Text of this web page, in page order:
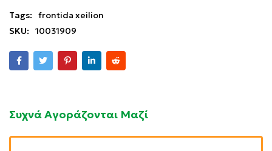
Tags:
frontida xeilion
SKU:
10031909
Συχνά Αγοράζονται Μαζί